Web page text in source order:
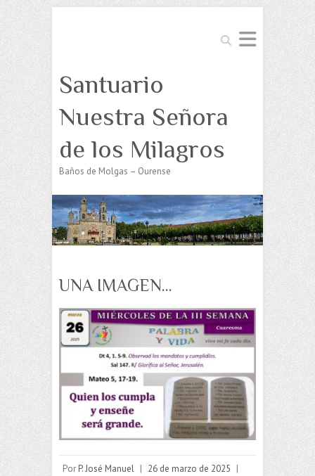
Buscar
Santuario
Nuestra Señora
de los Milagros
Baños de Molgas – Ourense
UNA IMAGEN…
Por P. José Manuel | 26 de marzo de 2025 |